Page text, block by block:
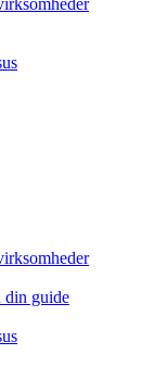
din guide